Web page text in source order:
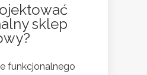
sklep
funkcjonalnego